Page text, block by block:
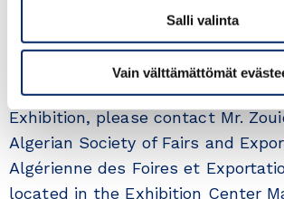
Salli valinta
Vain välttämättömät
Further information on the
available on the following
www.revade.dz
The companies willing to
Exhibition, please contact Mr.
Algerian Society of Fairs and
Algérienne des Foires et
located in the Exhibition Center